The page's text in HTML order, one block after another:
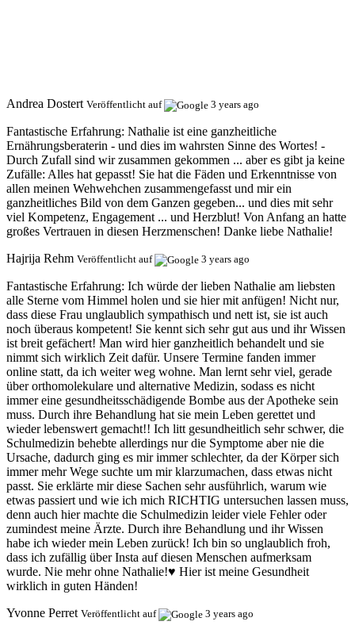
Andrea Dostert Veröffentlicht auf 3 years ago
Fantastische Erfahrung: Nathalie ist eine ganzheitliche
Ernährungsberaterin - und dies im wahrsten Sinne des Wortes! -
Durch Zufall sind wir zusammen gekommen ... aber es gibt ja keine
Zufälle: Alles hat gepasst! Sie hat die Fäden und Erkenntnisse von
allen meinen Wehwehchen zusammengefasst und mir ein
ganzheitliches Bild von dem Ganzen gegeben... und dies mit sehr
viel Kompetenz, Engagement ... und Herzblut! Von Anfang an hatte
großes Vertrauen in diesen Herzmenschen! Danke liebe Nathalie!
Hajrija Rehm Veröffentlicht auf 3 years ago
Fantastische Erfahrung: Ich würde der lieben Nathalie am liebsten
alle Sterne vom Himmel holen und sie hier mit anfügen! Nicht nur,
dass diese Frau unglaublich sympathisch und nett ist, sie ist auch
noch überaus kompetent! Sie kennt sich sehr gut aus und ihr Wissen
ist breit gefächert! Man wird hier ganzheitlich behandelt und sie
nimmt sich wirklich Zeit dafür. Unsere Termine fanden immer
online statt, da ich weiter weg wohne. Man lernt sehr viel, gerade
über orthomolekulare und alternative Medizin, sodass es nicht
immer eine gesundheitsschädigende Bombe aus der Apotheke sein
muss. Durch ihre Behandlung hat sie mein Leben gerettet und
wieder lebenswert gemacht!! Ich litt gesundheitlich sehr schwer, die
Schulmedizin behebte allerdings nur die Symptome aber nie die
Ursache, dadurch ging es mir immer schlechter, da der Körper sich
immer mehr Wege suchte um mir klarzumachen, dass etwas nicht
passt. Sie erklärte mir diese Sachen sehr ausführlich, warum wie
etwas passiert und wie ich mich RICHTIG untersuchen lassen muss,
denn auch hier machte die Schulmedizin leider viele Fehler oder
zumindest meine Ärzte. Durch ihre Behandlung und ihr Wissen
habe ich wieder mein Leben zurück! Ich bin so unglaublich froh,
dass ich zufällig über Insta auf diesen Menschen aufmerksam
wurde. Nie mehr ohne Nathalie!♥️ Hier ist meine Gesundheit
wirklich in guten Händen!
Yvonne Perret Veröffentlicht auf 3 years ago